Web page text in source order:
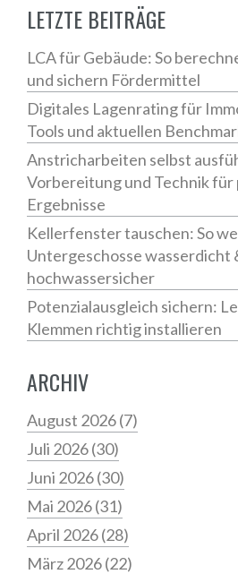
LETZTE BEITRÄGE
LCA für Gebäude: So
und sichern Fördermittel
Digitales Lagenrating für
Tools und aktuellen
Anstricharbeiten selbst
Vorbereitung und Technik
Ergebnisse
Kellerfenster tauschen: So
Untergeschosse wasserdicht
hochwassersicher
Potenzialausgleich sichern:
Klemmen richtig installieren
ARCHIV
August 2026(7)
Juli 2026(30)
Juni 2026(30)
Mai 2026(31)
April 2026(28)
März 2026(22)